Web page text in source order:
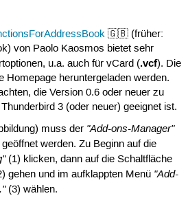
🇬🇧 (früher:
von Paolo Kaosmos bietet sehr
u.a. auch für vCard (.vcf). Die
Homepage heruntergeladen werden.
die Version 0.6 oder neuer zu
3 (oder neuer) geeignet ist.
muss der "Add-ons-Manager"
werden. Zu Beginn auf die
(1) klicken, dann auf die Schaltfläche
gehen und im aufklappten Menü "Add-
(3) wählen.